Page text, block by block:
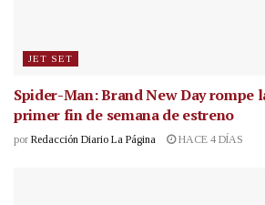
JET SET
Spider-Man: Brand New Day rompe
primer fin de semana de estreno
por Redacción Diario La Página HACE 4 DÍAS